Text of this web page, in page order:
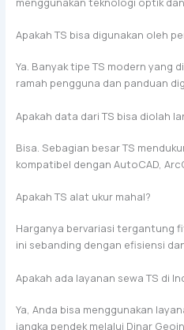
Apakah TS bisa digunakan oleh
Ya. Banyak tipe TS modern yang
ramah pengguna dan panduan
Apakah data dari TS bisa diolah
Bisa. Sebagian besar TS
kompatibel dengan AutoCAD,
Apakah TS alat ukur mahal?
Harganya bervariasi tergantung
ini sebanding dengan efisiensi
Apakah ada layanan sewa TS di
Ya, Anda bisa menggunakan
jangka pendek melalui Dinar